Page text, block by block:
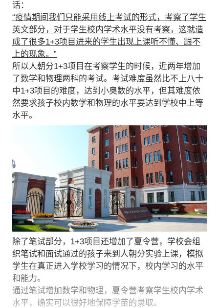
话：
“疫情期间我们只能采用线上考试的形式，考察了学生
英文部分，对于学生校内学术水平没有考察，这就造
成了很多1+3项目进来的学生出现上课听不懂、跟不
上的现象。”
所以人朝分1+3项目在考察学生的时候，近两年增加
了数学和物理两科的考试。考试难度虽然比不上八十
中1+3项目的难度，达到小奥数的水平，但其难度依
然要求孩子校内数学和物理的水平要达到学校中上等
水平。
除了笔试部分，1+3项目还增加了夏令营，学校会组
织笔试和面试通过的孩子来到人朝分实验上课，模拟
学生在真正进入学校学习的情况下，校内学习的水平
和能力。
通过笔试增加数学和物理，夏令营考察学生校内学术
水平，确实可以很好地保障学苗的录取。